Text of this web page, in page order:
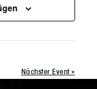
Nächster Event»